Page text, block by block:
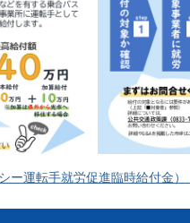
ー運転手就労促進臨時給付金